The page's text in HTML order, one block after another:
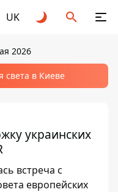
UK
2026
света в Киеве
украинских
встреча с
европейских